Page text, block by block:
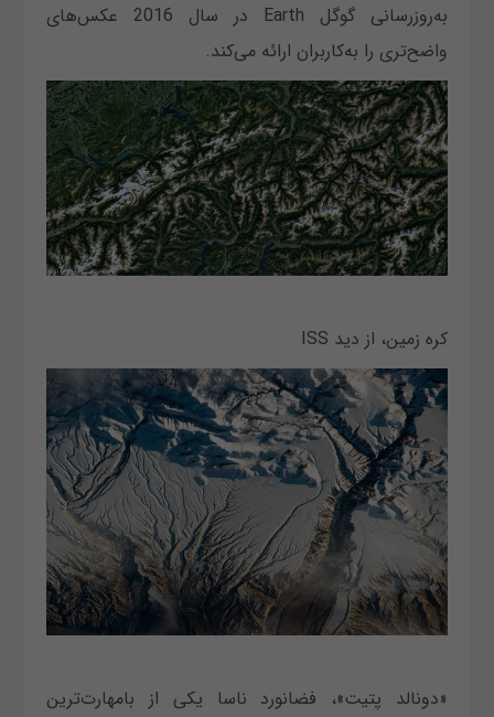
به‌روزرسانی گوگل Earth در سال 2016 عکس‌های
واضح‌تری را به‌کاربران ارائه می‌کند.
کره زمین، از دید ISS
«دونالد پتیت»، فضانورد ناسا یکی از بامهارت‌ترین